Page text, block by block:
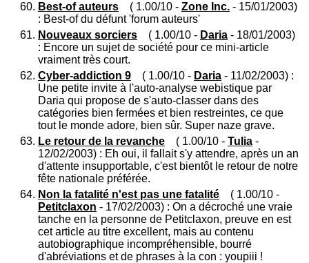
Best-of auteurs ( 1.00/10 - Zone Inc. - 15/01/2003)
: Best-of du défunt 'forum auteurs'
Nouveaux sorciers ( 1.00/10 - Daria - 18/01/2003)
: Encore un sujet de société pour ce mini-article
vraiment très court.
Cyber-addiction 9 ( 1.00/10 - Daria - 11/02/2003) :
Une petite invite à l'auto-analyse webistique par
Daria qui propose de s'auto-classer dans des
catégories bien fermées et bien restreintes, ce que
tout le monde adore, bien sûr. Super naze grave.
Le retour de la revanche ( 1.00/10 - Tulia -
12/02/2003) : Eh oui, il fallait s'y attendre, après un an
d'attente insupportable, c'est bientôt le retour de notre
fête nationale préférée.
Non la fatalité n'est pas une fatalité ( 1.00/10 -
Petitclaxon - 17/02/2003) : On a décroché une vraie
tanche en la personne de Petitclaxon, preuve en est
cet article au titre excellent, mais au contenu
autobiographique incompréhensible, bourré
d'abréviations et de phrases à la con : youpiii !